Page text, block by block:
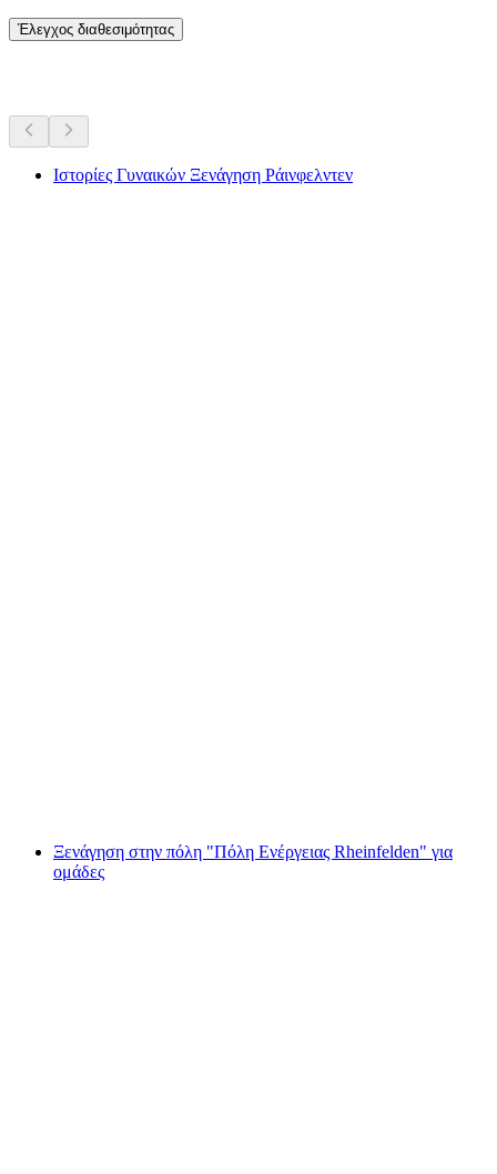
Έλεγχος διαθεσιμότητας
Ιστορίες Γυναικών Ξενάγηση Ράινφελντεν
Ξενάγηση στην πόλη "Πόλη Ενέργειας Rheinfelden" για
ομάδες